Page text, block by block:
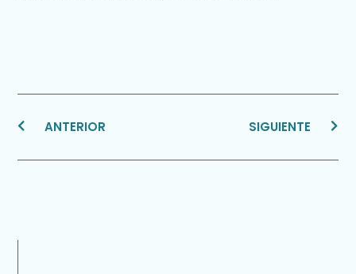
ANTERIOR SIGUIENTE